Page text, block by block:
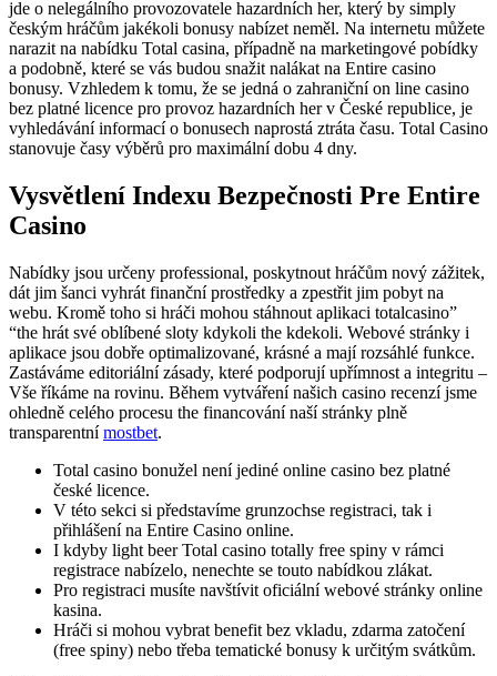
jde o nelegálního provozovatele hazardních her, který by simply
českým hráčům jakékoli bonusy nabízet neměl. Na internetu můžete
narazit na nabídku Total casina, případně na marketingové pobídky
a podobně, které se vás budou snažit nalákat na Entire casino
bonusy. Vzhledem k tomu, že se jedná o zahraniční on line casino
bez platné licence pro provoz hazardních her v České republice, je
vyhledávání informací o bonusech naprostá ztráta času. Total Casino
stanovuje časy výběrů pro maximální dobu 4 dny.
Vysvětlení Indexu Bezpečnosti Pre Entire
Casino
Nabídky jsou určeny professional, poskytnout hráčům nový zážitek,
dát jim šanci vyhrát finanční prostředky a zpestřit jim pobyt na
webu. Kromě toho si hráči mohou stáhnout aplikaci totalcasino”
“the hrát své oblíbené sloty kdykoli the kdekoli. Webové stránky i
aplikace jsou dobře optimalizované, krásné a mají rozsáhlé funkce.
Zastáváme editoriální zásady, které podporují upřímnost a integritu –
Vše říkáme na rovinu. Během vytváření našich casino recenzí jsme
ohledně celého procesu the financování naší stránky plně
transparentnímostbet.
Total casino bonužel není jediné online casino bez platné
české licence.
V této sekci si představíme grunzochse registraci, tak i
přihlášení na Entire Casino online.
I kdyby light beer Total casino totally free spiny v rámci
registrace nabízelo, nenechte se touto nabídkou zlákat.
Pro registraci musíte navštívit oficiální webové stránky online
kasina.
Hráči si mohou vybrat benefit bez vkladu, zdarma zatočení
(free spiny) nebo třeba tematické bonusy k určitým svátkům.